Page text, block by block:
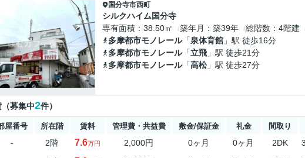
国分寺市西町
シルクハイム国分寺
専有面積
38.50㎡ 築年月 築39年 総階数 4階建
多摩都市モノレール「泉体育館 」駅 徒歩16分
多摩都市モノレール「立飛 」駅 徒歩21分
多摩都市モノレール「高松」駅 徒歩27分
募集中2件）
屋番号 所在階 賃料 管理費・共益費 敷金/保証金 礼金 間取り
- 2階 7.6万円 2,000円 0ヶ月 0ヶ月 2DK